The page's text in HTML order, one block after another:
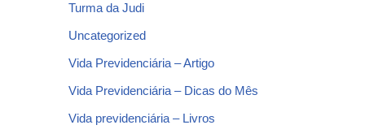
Turma da Judi
Uncategorized
Vida Previdenciária – Artigo
Vida Previdenciária – Dicas do Mês
Vida previdenciária – Livros